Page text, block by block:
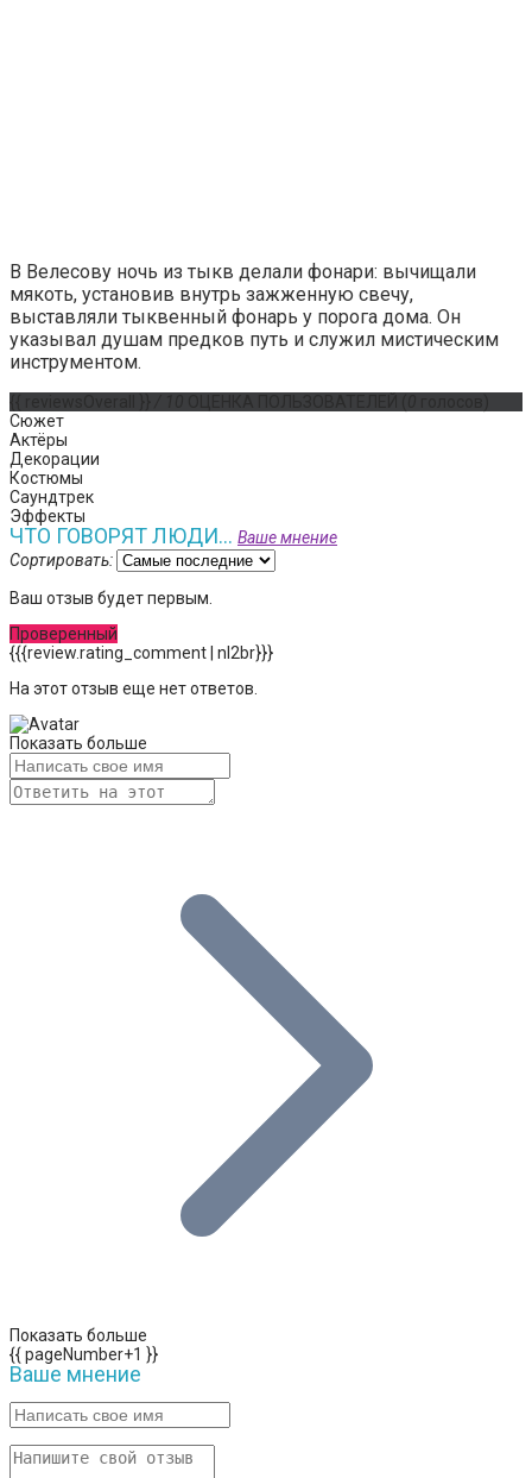
В Велесову ночь из тыкв делали фонари: вычищали
мякоть, установив внутрь зажженную свечу,
выставляли тыквенный фонарь у порога дома. Он
указывал душам предков путь и служил мистическим
инструментом.
Сюжет
Актёры
Декорации
Костюмы
Саундтрек
Эффекты
ЧТО ГОВОРЯТ ЛЮДИ... Ваше мнение
Сортировать:
Ваш отзыв будет первым.
Проверенный
{{{review.rating_comment | nl2br}}}
На этот отзыв еще нет ответов.
Показать больше
Показать больше
{{ pageNumber+1 }}
Ваше мнение